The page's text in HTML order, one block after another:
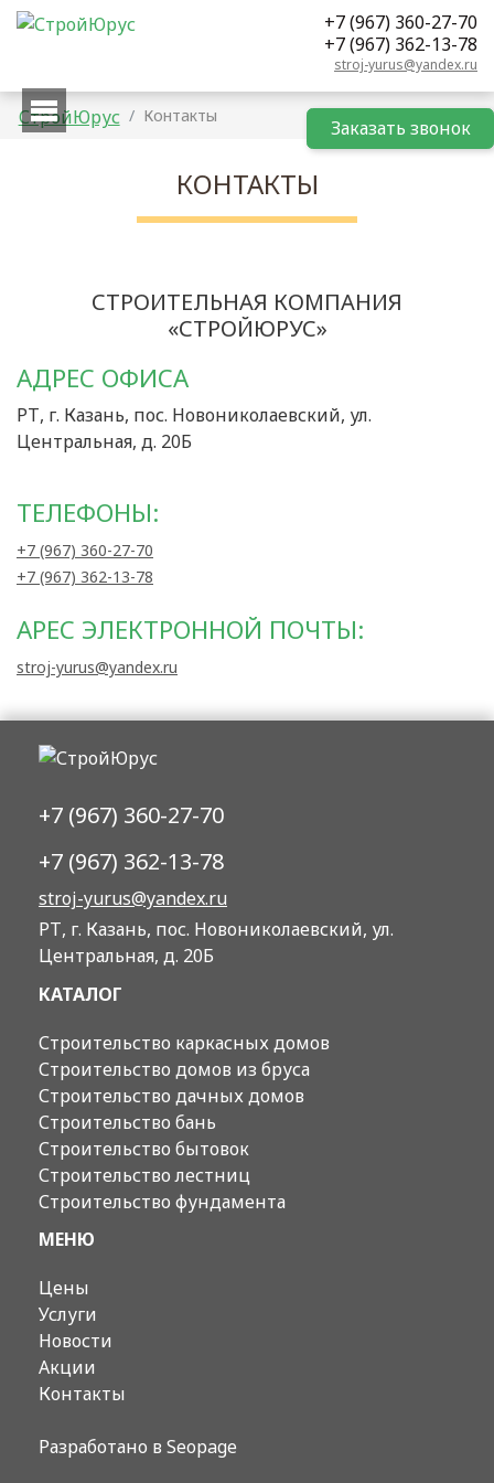
+7 (967) 360-27-70
+7 (967) 362-13-78
stroj-yurus@yandex.ru
СтройЮрус Контакты
КОНТАКТЫ
СТРОИТЕЛЬНАЯ КОМПАНИЯ
«СТРОЙЮРУС»
АДРЕС ОФИСА
РТ, г. Казань, пос. Новониколаевский, ул.
Центральная, д. 20Б
ТЕЛЕФОНЫ:
+7 (967) 360-27-70
+7 (967) 362-13-78
АРЕС ЭЛЕКТРОННОЙ ПОЧТЫ:
stroj-yurus@yandex.ru
+7 (967) 360-27-70
+7 (967) 362-13-78
stroj-yurus@yandex.ru
РТ, г. Казань, пос. Новониколаевский, ул.
Центральная, д. 20Б
КАТАЛОГ
Строительство каркасных домов
Строительство домов из бруса
Строительство дачных домов
Строительство бань
Строительство бытовок
Строительство лестниц
Строительство фундамента
МЕНЮ
Цены
Услуги
Новости
Акции
Контакты
Разработано в Seopage
Заказать звонок